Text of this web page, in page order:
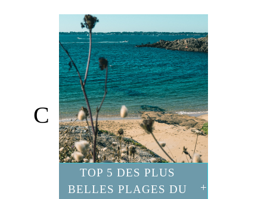
TOP 5 DES PLUS
BELLES PLAGES DU